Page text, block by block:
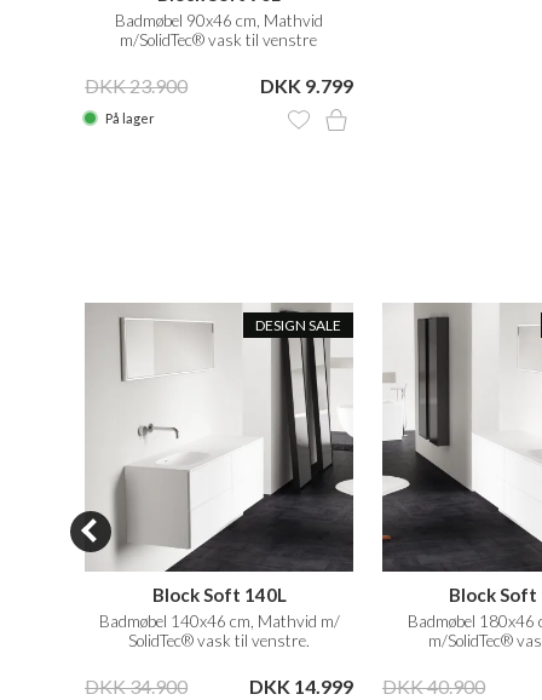
Badmøbel 90x46 cm, Mathvid
m/SolidTec® vask til venstre
DKK 23.900 DKK 9.799
På lager
DESIGN SALE
Block Soft 140L
Badmøbel 140x46 cm, Mathvid m/
SolidTec® vask til venstre.
DKK 34.900 DKK 14.999
Block Soft
Badmøbel 180x46
m/SolidTec®
DKK 40.900